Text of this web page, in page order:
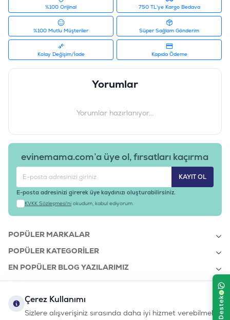
%100 Orijinal 750 TL'ye Kargo Bedava
%100 Mutlu Müşteriler Süper Sağlam Gönderim
Kolay Değişim/İade Kapıda Ödeme
Yorumlar
Yorumlar hazırlanıyor...
evinemama.com’a üye ol, fırsatları kaçırma
KAYIT OL
E-posta adresinizi girerek üye kaydınızı oluşturabilirsiniz.
KVKK Sözleşmesi'ni okudum, kabul ediyorum.
POPÜLER MARKALAR
POPÜLER KATEGORILER
EN POPÜLER BLOG YAZILARIMIZ
KURUMSAL
Çerez Kullanımı
Sizlere alışverişiniz sırasında daha iyi hizmet verebilmek